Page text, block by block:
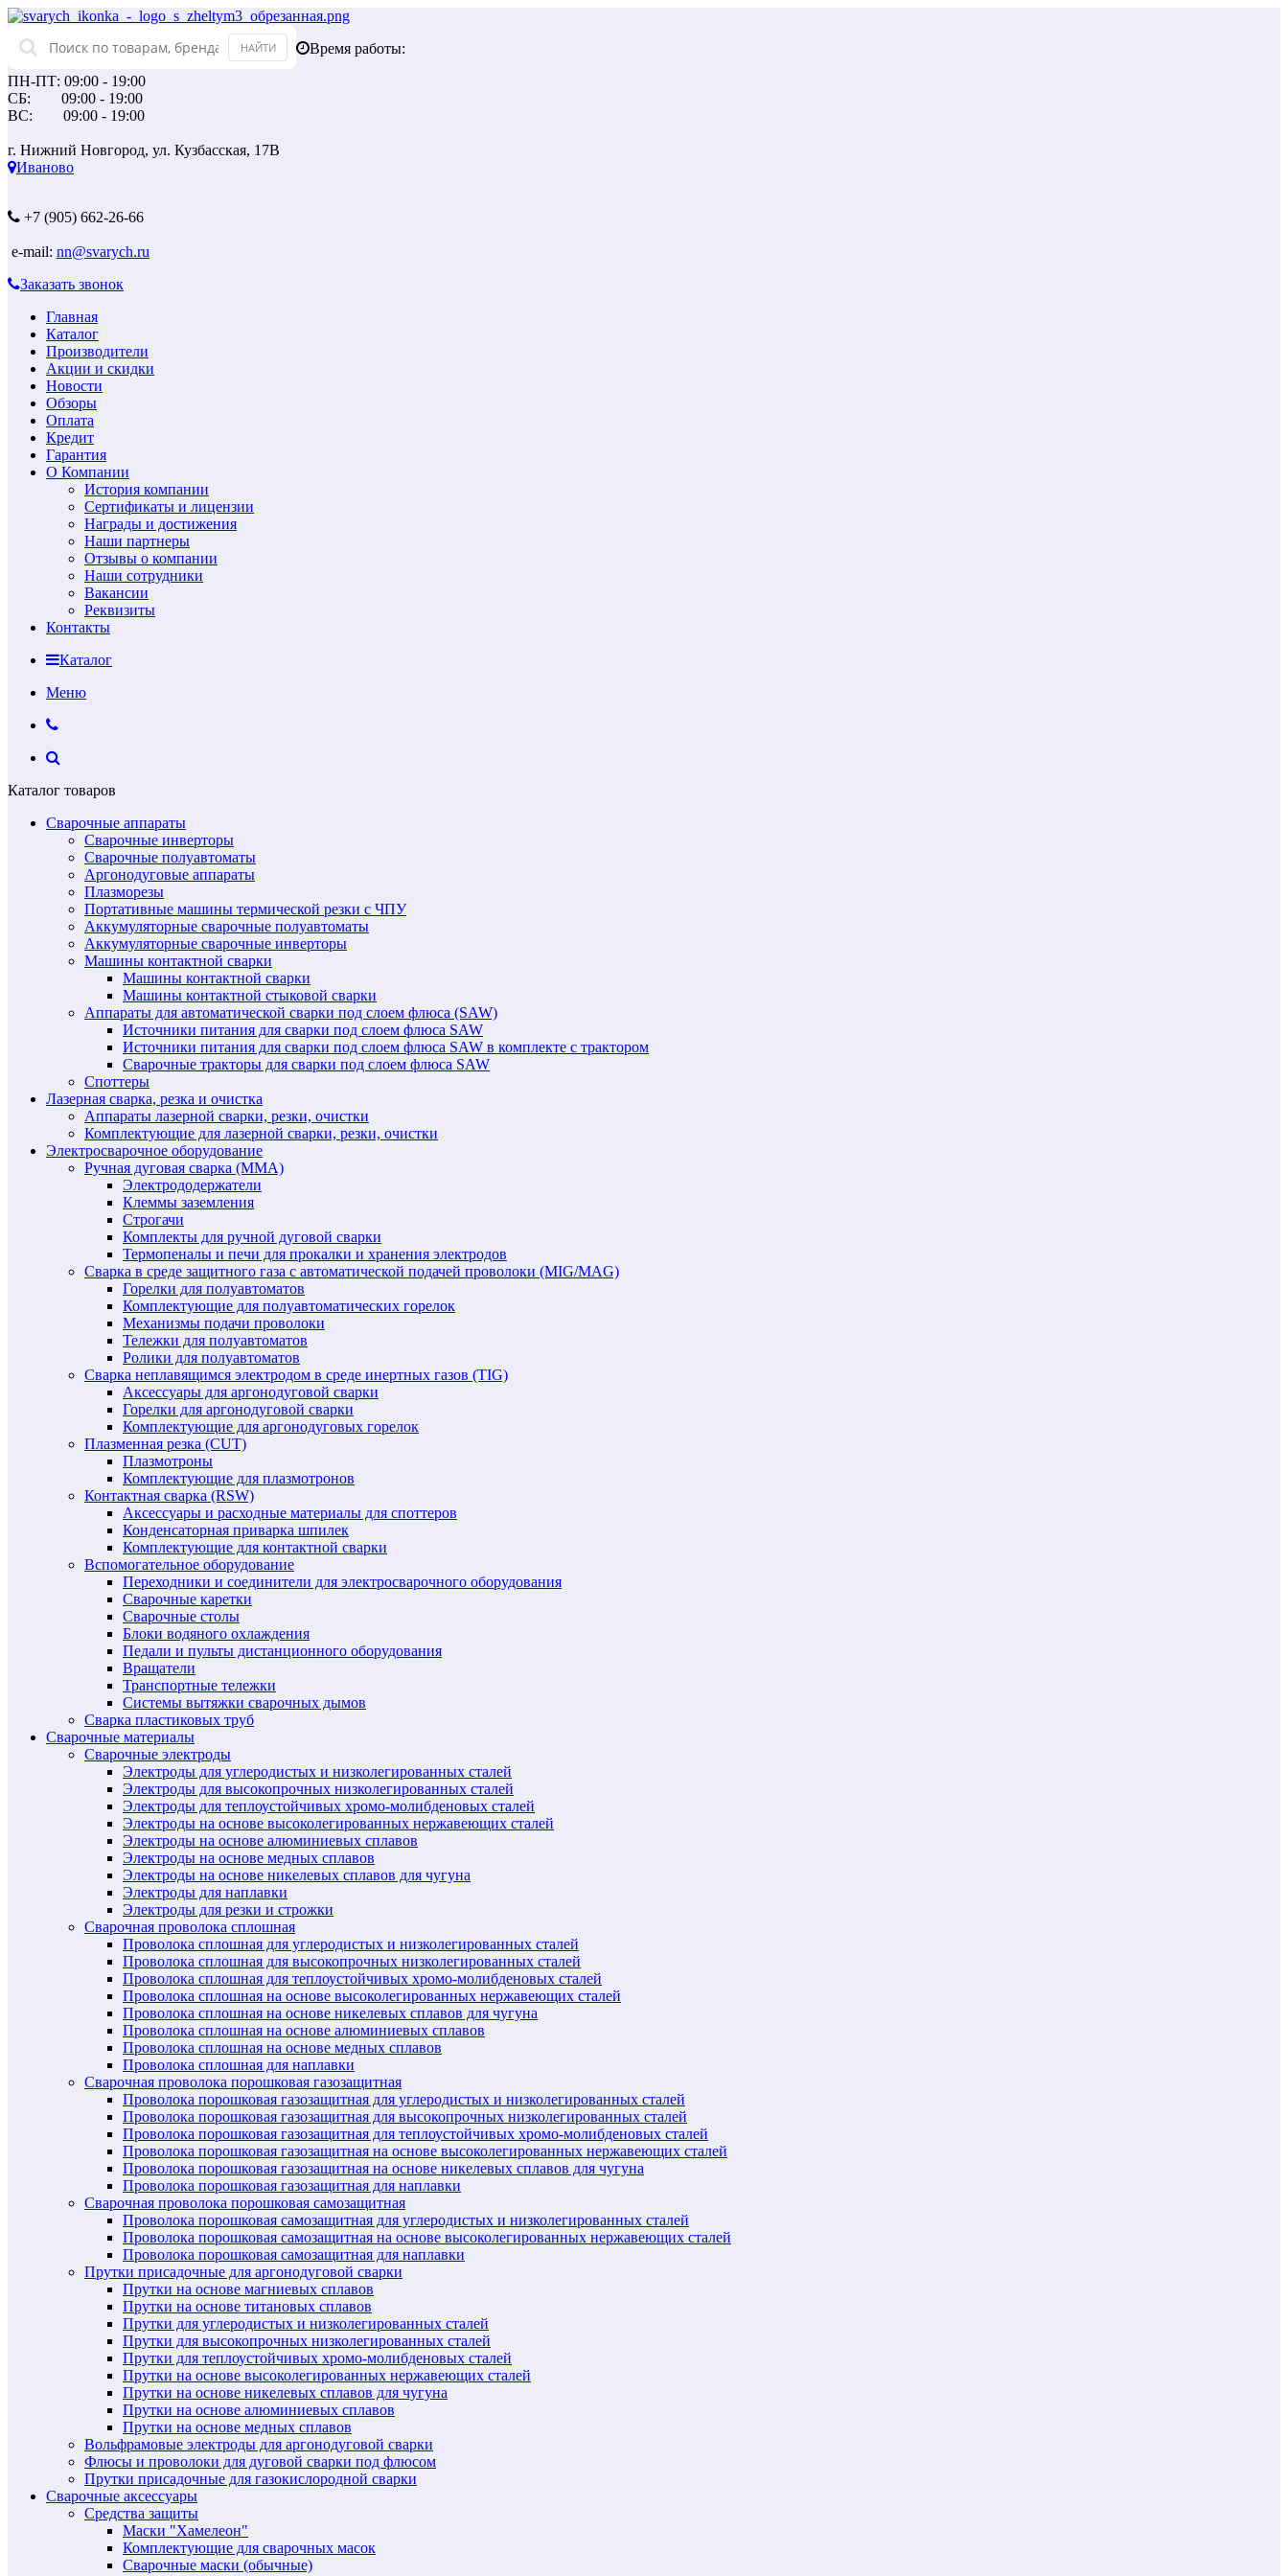
Время работы:
ПН-ПТ: 09:00 - 19:00
СБ: 09:00 - 19:00
ВС: 09:00 - 19:00
г. Нижний Новгород, ул. Кузбасская, 17В
Иваново
+7 (905) 662-26-66
e-mail: nn@svarych.ru
Заказать звонок
Главная
Каталог
Производители
Акции и скидки
Новости
Обзоры
Оплата
Кредит
Гарантия
О Компании
История компании
Сертификаты и лицензии
Награды и достижения
Наши партнеры
Отзывы о компании
Наши сотрудники
Вакансии
Реквизиты
Контакты
Каталог
Меню
Каталог товаров
Сварочные аппараты
Сварочные инверторы
Сварочные полуавтоматы
Аргонодуговые аппараты
Плазморезы
Портативные машины термической резки с ЧПУ
Аккумуляторные сварочные полуавтоматы
Аккумуляторные сварочные инверторы
Машины контактной сварки
Машины контактной сварки
Машины контактной стыковой сварки
Аппараты для автоматической сварки под слоем флюса (SAW)
Источники питания для сварки под слоем флюса SAW
Источники питания для сварки под слоем флюса SAW в комплекте с трактором
Сварочные тракторы для сварки под слоем флюса SAW
Споттеры
Лазерная сварка, резка и очистка
Аппараты лазерной сварки, резки, очистки
Комплектующие для лазерной сварки, резки, очистки
Электросварочное оборудование
Ручная дуговая сварка (MMA)
Электрододержатели
Клеммы заземления
Строгачи
Комплекты для ручной дуговой сварки
Термопеналы и печи для прокалки и хранения электродов
Сварка в среде защитного газа с автоматической подачей проволоки (MIG/MAG)
Горелки для полуавтоматов
Комплектующие для полуавтоматических горелок
Механизмы подачи проволоки
Тележки для полуавтоматов
Ролики для полуавтоматов
Сварка неплавящимся электродом в среде инертных газов (TIG)
Аксессуары для аргонодуговой сварки
Горелки для аргонодуговой сварки
Комплектующие для аргонодуговых горелок
Плазменная резка (CUT)
Плазмотроны
Комплектующие для плазмотронов
Контактная сварка (RSW)
Аксессуары и расходные материалы для споттеров
Конденсаторная приварка шпилек
Комплектующие для контактной сварки
Вспомогательное оборудование
Переходники и соединители для электросварочного оборудования
Сварочные каретки
Сварочные столы
Блоки водяного охлаждения
Педали и пульты дистанционного оборудования
Вращатели
Транспортные тележки
Системы вытяжки сварочных дымов
Сварка пластиковых труб
Сварочные материалы
Сварочные электроды
Электроды для углеродистых и низколегированных сталей
Электроды для высокопрочных низколегированных сталей
Электроды для теплоустойчивых хромо-молибденовых сталей
Электроды на основе высоколегированных нержавеющих сталей
Электроды на основе алюминиевых сплавов
Электроды на основе медных сплавов
Электроды на основе никелевых сплавов для чугуна
Электроды для наплавки
Электроды для резки и строжки
Сварочная проволока сплошная
Проволока сплошная для углеродистых и низколегированных сталей
Проволока сплошная для высокопрочных низколегированных сталей
Проволока сплошная для теплоустойчивых хромо-молибденовых сталей
Проволока сплошная на основе высоколегированных нержавеющих сталей
Проволока сплошная на основе никелевых сплавов для чугуна
Проволока сплошная на основе алюминиевых сплавов
Проволока сплошная на основе медных сплавов
Проволока сплошная для наплавки
Сварочная проволока порошковая газозащитная
Проволока порошковая газозащитная для углеродистых и низколегированных сталей
Проволока порошковая газозащитная для высокопрочных низколегированных сталей
Проволока порошковая газозащитная для теплоустойчивых хромо-молибденовых сталей
Проволока порошковая газозащитная на основе высоколегированных нержавеющих сталей
Проволока порошковая газозащитная на основе никелевых сплавов для чугуна
Проволока порошковая газозащитная для наплавки
Сварочная проволока порошковая самозащитная
Проволока порошковая самозащитная для углеродистых и низколегированных сталей
Проволока порошковая самозащитная на основе высоколегированных нержавеющих сталей
Проволока порошковая самозащитная для наплавки
Прутки присадочные для аргонодуговой сварки
Прутки на основе магниевых сплавов
Прутки на основе титановых сплавов
Прутки для углеродистых и низколегированных сталей
Прутки для высокопрочных низколегированных сталей
Прутки для теплоустойчивых хромо-молибденовых сталей
Прутки на основе высоколегированных нержавеющих сталей
Прутки на основе никелевых сплавов для чугуна
Прутки на основе алюминиевых сплавов
Прутки на основе медных сплавов
Вольфрамовые электроды для аргонодуговой сварки
Флюсы и проволоки для дуговой сварки под флюсом
Прутки присадочные для газокислородной сварки
Сварочные аксессуары
Средства защиты
Маски "Хамелеон"
Комплектующие для сварочных масок
Сварочные маски (обычные)